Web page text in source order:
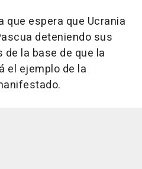
que espera que Ucrania
deteniendo sus
la base de que la
el ejemplo de la